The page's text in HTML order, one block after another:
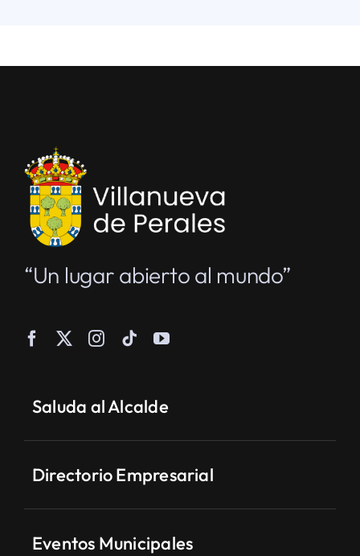
“Un lugar abierto al mundo”
Saluda al Alcalde
Directorio Empresarial
Eventos Municipales